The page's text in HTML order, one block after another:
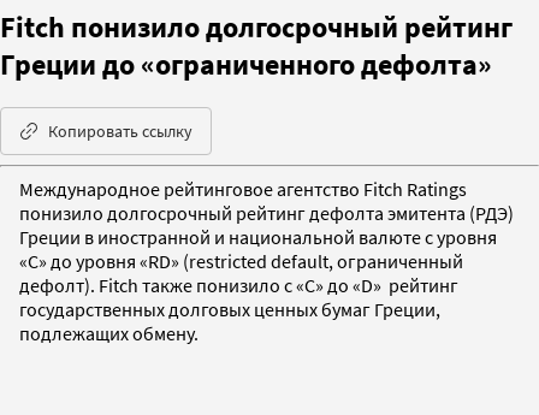
Fitch понизило долгосрочный рейтинг
Греции до «ограниченного дефолта»
Копировать ссылку
Международное рейтинговое агентство Fitch Ratings
понизило долгосрочный рейтинг дефолта эмитента (РДЭ)
Греции в иностранной и национальной валюте с уровня
«С» до уровня «RD» (restricted default, ограниченный
дефолт). Fitch также понизило с «С» до «D» рейтинг
государственных долговых ценных бумаг Греции,
подлежащих обмену.